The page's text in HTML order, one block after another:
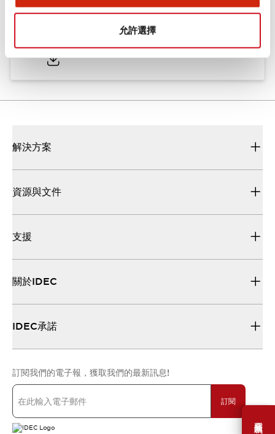
允許選擇
需要幫助嗎？
ø25/30 系列 CS型 凸輪開關
解決方案
資源與文件
支援
關於IDEC
IDEC承諾
訂閱我們的電子報，獲取我們的最新訊息!
訂閱